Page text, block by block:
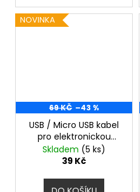
NOVINKA
69 KČ –43 %
USB / Micro USB kabel
pro elektronickou
cigaretu
Skladem (5 ks)
39 Kč